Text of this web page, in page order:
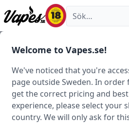
Welcome to Vapes.se!
We've noticed that you're
page outside Sweden. In order
get the correct pricing and best
experience, please select your
country. We will only ask for
Vapes.se
Coils (Förbrännare) Standardcoils
SMOK TFV8
Pack)
Art.nr: 36819